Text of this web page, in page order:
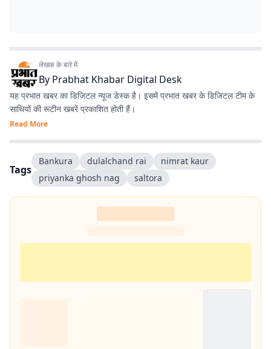
लेखक के बारे में
By Prabhat Khabar Digital Desk
यह प्रभात खबर का डिजिटल न्यूज डेस्क है। इसमें प्रभात खबर के डिजिटल टीम के
साथियों की रूटीन खबरें प्रकाशित होती हैं।
Read More
Tags
Bankura dulalchand rai
nimrat kaur
priyanka ghosh nag
saltora